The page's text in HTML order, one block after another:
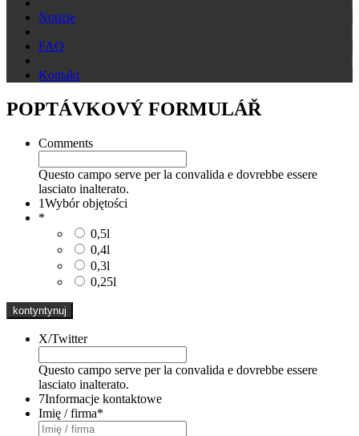
Notizie
FAQ
Kontakt
POPTÁVKOVÝ FORMULÁŘ
Comments
Questo campo serve per la convalida e dovrebbe essere
lasciato inalterato.
1Wybór objętości
*
0,5l
0,4l
0,3l
0,25l
X/Twitter
Questo campo serve per la convalida e dovrebbe essere
lasciato inalterato.
7Informacje kontaktowe
Imię / firma*